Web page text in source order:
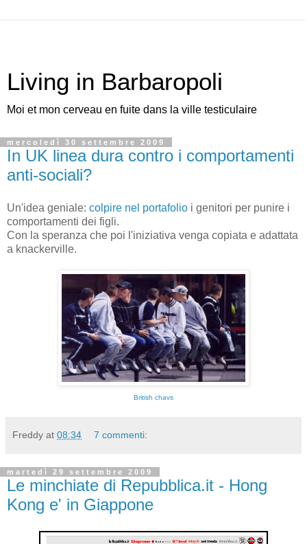
Living in Barbaropoli
Moi et mon cerveau en fuite dans la ville testiculaire
mercoledì 30 settembre 2009
In UK linea dura contro i comportamenti
anti-sociali?
Un'idea geniale: colpire nel portafolio i genitori per punire i
comportamenti dei figli.
Con la speranza che poi l'iniziativa venga copiata e adattata
a knackerville.
British chavs
Freddy at 08:34 7 commenti:
martedì 29 settembre 2009
Le minchiate di Repubblica.it - Hong
Kong e' in Giappone